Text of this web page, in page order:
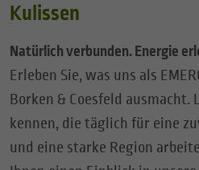
Kulissen
Natürlich verbunden. Energie
Erleben Sie, was uns als
Borken & Coesfeld ausmacht.
kennen, die täglich für eine
und eine starke Region